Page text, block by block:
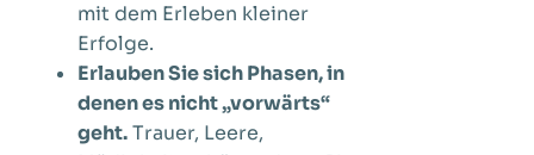
mit dem Erleben kleiner
Erfolge.
Erlauben Sie sich Phasen, in
denen es nicht „vorwärts“
geht.Trauer, Leere,